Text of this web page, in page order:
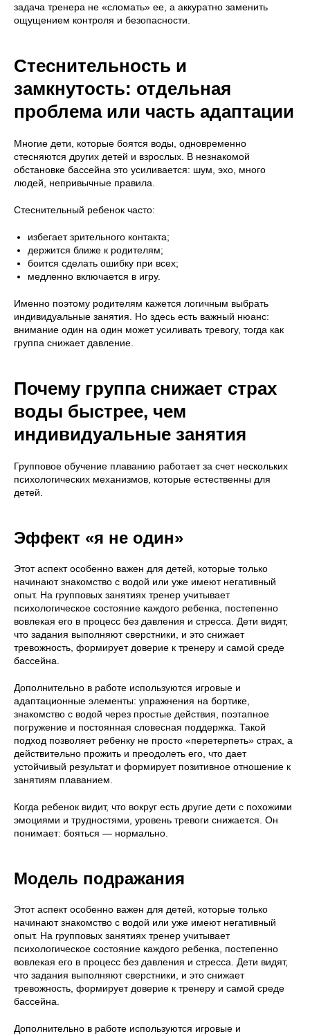
задача тренера не «сломать» ее, а аккуратно заменить
ощущением контроля и безопасности.
Стеснительность и
замкнутость: отдельная
проблема или часть адаптации
Многие дети, которые боятся воды, одновременно
стесняются других детей и взрослых. В незнакомой
обстановке бассейна это усиливается: шум, эхо, много
людей, непривычные правила.
Стеснительный ребенок часто:
избегает зрительного контакта;
держится ближе к родителям;
боится сделать ошибку при всех;
медленно включается в игру.
Именно поэтому родителям кажется логичным выбрать
индивидуальные занятия. Но здесь есть важный нюанс:
внимание один на один может усиливать тревогу, тогда как
группа снижает давление.
Почему группа снижает страх
воды быстрее, чем
индивидуальные занятия
Групповое обучение плаванию работает за счет нескольких
психологических механизмов, которые естественны для
детей.
Эффект «я не один»
Этот аспект особенно важен для детей, которые только
начинают знакомство с водой или уже имеют негативный
опыт. На групповых занятиях тренер учитывает
психологическое состояние каждого ребенка, постепенно
вовлекая его в процесс без давления и стресса. Дети видят,
что задания выполняют сверстники, и это снижает
тревожность, формирует доверие к тренеру и самой среде
бассейна.
Дополнительно в работе используются игровые и
адаптационные элементы: упражнения на бортике,
знакомство с водой через простые действия, поэтапное
погружение и постоянная словесная поддержка. Такой
подход позволяет ребенку не просто «перетерпеть» страх, а
действительно прожить и преодолеть его, что дает
устойчивый результат и формирует позитивное отношение к
занятиям плаванием.
Когда ребенок видит, что вокруг есть другие дети с похожими
эмоциями и трудностями, уровень тревоги снижается. Он
понимает: бояться — нормально.
Модель подражания
Этот аспект особенно важен для детей, которые только
начинают знакомство с водой или уже имеют негативный
опыт. На групповых занятиях тренер учитывает
психологическое состояние каждого ребенка, постепенно
вовлекая его в процесс без давления и стресса. Дети видят,
что задания выполняют сверстники, и это снижает
тревожность, формирует доверие к тренеру и самой среде
бассейна.
Дополнительно в работе используются игровые и